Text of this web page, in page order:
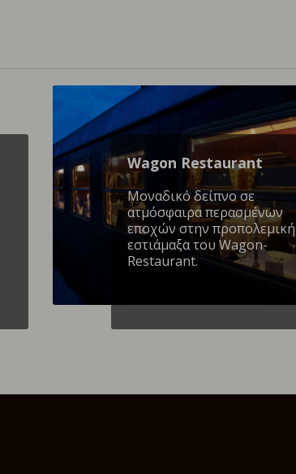
Wagon Restaurant
Mοναδικό δείπνο σε
ατμόσφαιρα περασμένων
εποχών στην προπολεμική
εστιάμαξα του Wagon-
Restaurant.